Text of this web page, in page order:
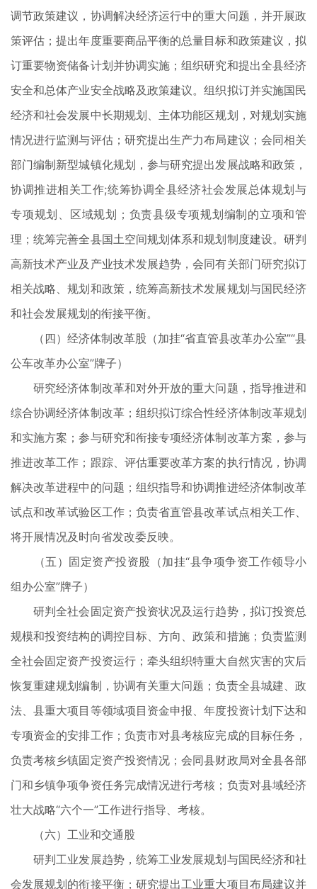
调节政策建议，协调解决经济运行中的重大问题，并开展政
策评估；提出年度重要商品平衡的总量目标和政策建议，拟
订重要物资储备计划并协调实施；组织研究和提出全县经济
安全和总体产业安全战略及政策建议。组织拟订并实施国民
经济和社会发展中长期规划、主体功能区规划，对规划实施
情况进行监测与评估；研究提出生产力布局建议；会同相关
部门编制新型城镇化规划，参与研究提出发展战略和政策，
协调推进相关工作;统筹协调全县经济社会发展总体规划与
专项规划、区域规划；负责县级专项规划编制的立项和管
理；统筹完善全县国土空间规划体系和规划制度建设。研判
高新技术产业及产业技术发展趋势，会同有关部门研究拟订
相关战略、规划和政策，统筹高新技术发展规划与国民经济
和社会发展规划的衔接平衡。
（四）经济体制改革股（加挂“省直管县改革办公室”“县
公车改革办公室”牌子）
研究经济体制改革和对外开放的重大问题，指导推进和
综合协调经济体制改革；组织拟订综合性经济体制改革规划
和实施方案；参与研究和衔接专项经济体制改革方案，参与
推进改革工作；跟踪、评估重要改革方案的执行情况，协调
解决改革进程中的问题；组织指导和协调推进经济体制改革
试点和改革试验区工作；负责省直管县改革试点相关工作、
将开展情况及时向省发改委反映。
（五）固定资产投资股（加挂“县争项争资工作领导小
组办公室”牌子）
研判全社会固定资产投资状况及运行趋势，拟订投资总
规模和投资结构的调控目标、方向、政策和措施；负责监测
全社会固定资产投资运行；牵头组织特重大自然灾害的灾后
恢复重建规划编制，协调有关重大问题；负责全县城建、政
法、县重大项目等领域项目资金申报、年度投资计划下达和
专项资金的安排工作；负责市对县考核应完成的目标任务，
负责考核乡镇固定资产投资情况；会同县财政局对全县各部
门和乡镇争项争资任务完成情况进行考核；负责对县域经济
壮大战略“六个一”工作进行指导、考核。
（六）工业和交通股
研判工业发展趋势，统筹工业发展规划与国民经济和社
会发展规划的衔接平衡；研究提出工业重大项目布局建议并